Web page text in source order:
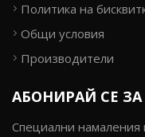
Политика на
Общи условия
Производители
АБОНИРАЙ СЕ
Специални